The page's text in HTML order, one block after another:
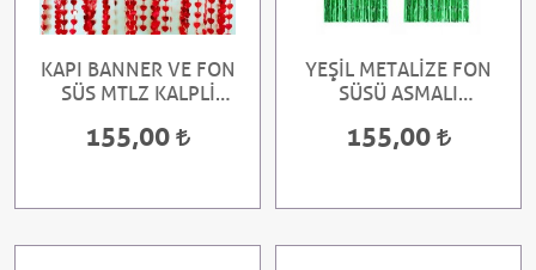
KAPI BANNER VE FON
SÜS MTLZ KALPLİ
155,00
YEŞİL METALİZE FON
SÜSÜ ASMALI
155,00